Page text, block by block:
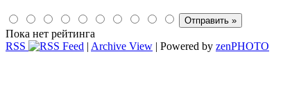
Пока нет рейтинга
RSS
| Archive View | Powered by zenPHOTO